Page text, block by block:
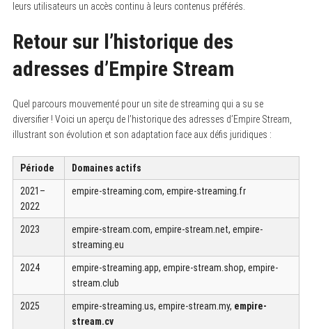
leurs utilisateurs un accès continu à leurs contenus préférés.
Retour sur l’historique des
adresses d’Empire Stream
Quel parcours mouvementé pour un site de streaming qui a su se
diversifier ! Voici un aperçu de l’historique des adresses d’Empire Stream,
illustrant son évolution et son adaptation face aux défis juridiques :
Période Domaines actifs
2021–
2022
empire-streaming.com, empire-streaming.fr
2023
empire-stream.com, empire-stream.net, empire-
streaming.eu
2024
empire-streaming.app, empire-stream.shop, empire-
stream.club
2025 empire-streaming.us, empire-stream.my, empire-
stream.cv